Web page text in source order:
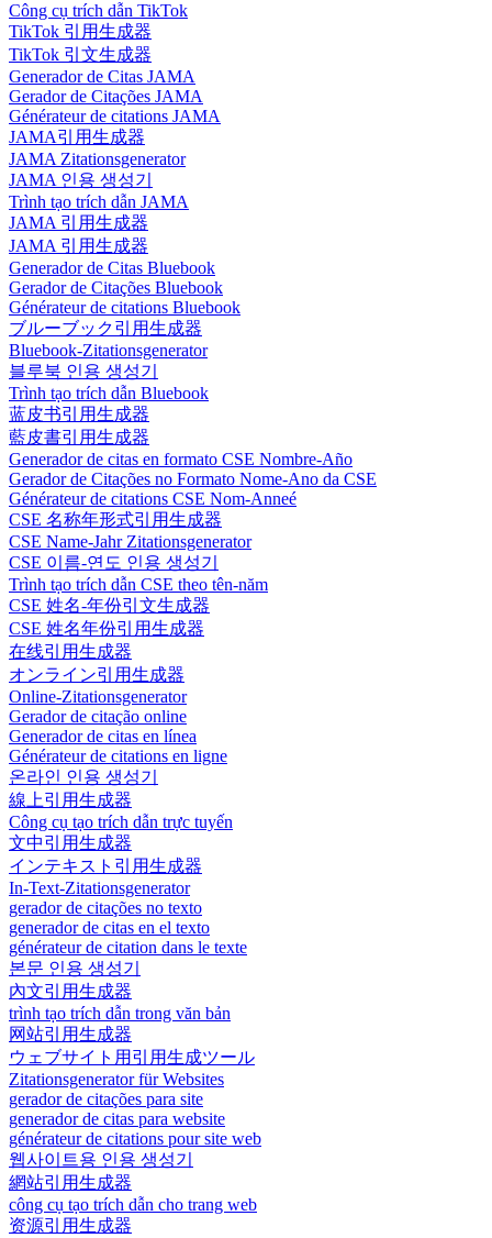
Công cụ trích dẫn TikTok
TikTok 引用生成器
TikTok 引文生成器
Generador de Citas JAMA
Gerador de Citações JAMA
Générateur de citations JAMA
JAMA引用生成器
JAMA Zitationsgenerator
JAMA 인용 생성기
Trình tạo trích dẫn JAMA
JAMA 引用生成器
JAMA 引用生成器
Generador de Citas Bluebook
Gerador de Citações Bluebook
Générateur de citations Bluebook
ブルーブック引用生成器
Bluebook-Zitationsgenerator
블루북 인용 생성기
Trình tạo trích dẫn Bluebook
蓝皮书引用生成器
藍皮書引用生成器
Generador de citas en formato CSE Nombre-Año
Gerador de Citações no Formato Nome-Ano da CSE
Générateur de citations CSE Nom-Anneé
CSE 名称年形式引用生成器
CSE Name-Jahr Zitationsgenerator
CSE 이름-연도 인용 생성기
Trình tạo trích dẫn CSE theo tên-năm
CSE 姓名-年份引文生成器
CSE 姓名年份引用生成器
在线引用生成器
オンライン引用生成器
Online-Zitationsgenerator
Gerador de citação online
Generador de citas en línea
Générateur de citations en ligne
온라인 인용 생성기
線上引用生成器
Công cụ tạo trích dẫn trực tuyến
文中引用生成器
インテキスト引用生成器
In-Text-Zitationsgenerator
gerador de citações no texto
generador de citas en el texto
générateur de citation dans le texte
본문 인용 생성기
內文引用生成器
trình tạo trích dẫn trong văn bản
网站引用生成器
ウェブサイト用引用生成ツール
Zitationsgenerator für Websites
gerador de citações para site
generador de citas para website
générateur de citations pour site web
웹사이트용 인용 생성기
網站引用生成器
công cụ tạo trích dẫn cho trang web
资源引用生成器